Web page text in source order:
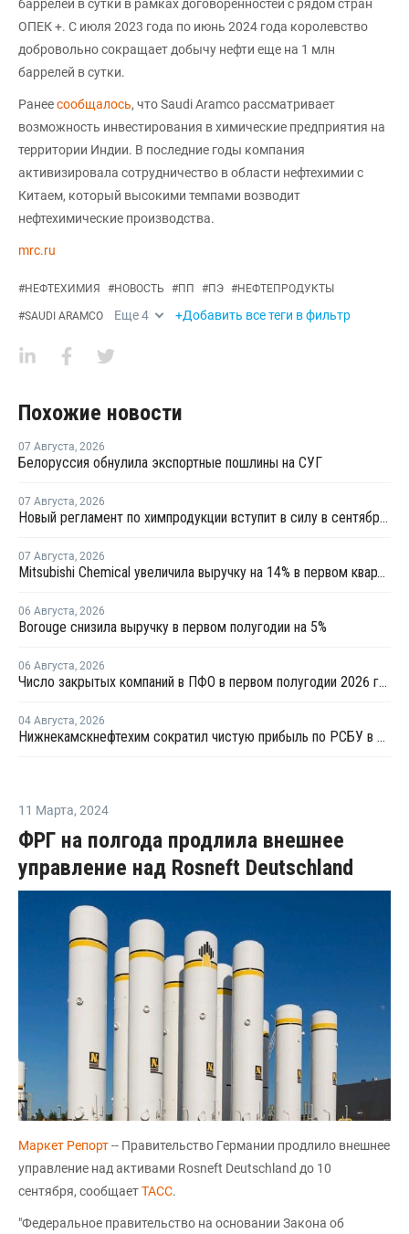
баррелей в сутки в рамках договоренностей с рядом стран
ОПЕК +. С июля 2023 года по июнь 2024 года королевство
добровольно сокращает добычу нефти еще на 1 млн
баррелей в сутки.
Ранеесообщалось, что Saudi Aramco рассматривает
возможность инвестирования в химические предприятия на
территории Индии. В последние годы компания
активизировала сотрудничество в области нефтехимии с
Китаем, который высокими темпами возводит
нефтехимические производства.
mrc.ru
#НЕФТЕХИМИЯ #НОВОСТЬ #ПП #ПЭ #НЕФТЕПРОДУКТЫ
#SAUDI ARAMCO Еще4 +Добавить все теги в фильтр
Похожие новости
07 Августа, 2026
Белоруссия обнулила экспортные пошлины на СУГ
07 Августа, 2026
Новый регламент по химпродукции вступит в силу в сентябре 2027 года
07 Августа, 2026
Mitsubishi Chemical увеличила выручку на 14% в первом квартале японского финансового года
06 Августа, 2026
Borouge снизила выручку в первом полугодии на 5%
06 Августа, 2026
Число закрытых компаний в ПФО в первом полугодии 2026 года вдвое превысило число новых
04 Августа, 2026
Нижнекамскнефтехим сократил чистую прибыль по РСБУ в 15 раз в первом полугодии
11 Марта, 2024
ФРГ на полгода продлила внешнее
управление над Rosneft Deutschland
Маркет Репорт-- Правительство Германии продлило внешнее
управление над активами Rosneft Deutschland до 10
сентября, сообщаетТАСС.
"Федеральное правительство на основании Закона об